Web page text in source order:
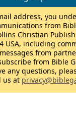
address, you
from
Christian
USA, including
from
from Bible
any questions,
us at